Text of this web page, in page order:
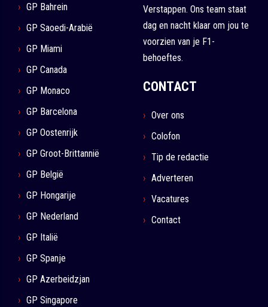
GP Bahrein
GP Saoedi-Arabië
GP Miami
GP Canada
GP Monaco
GP Barcelona
GP Oostenrijk
GP Groot-Brittannië
GP België
GP Hongarije
GP Nederland
GP Italië
GP Spanje
GP Azerbeidzjan
GP Singapore
Verstappen. Ons team staat
dag en nacht klaar om jou te
voorzien van je F1-
behoeftes.
CONTACT
Over ons
Colofon
Tip de redactie
Adverteren
Vacatures
Contact